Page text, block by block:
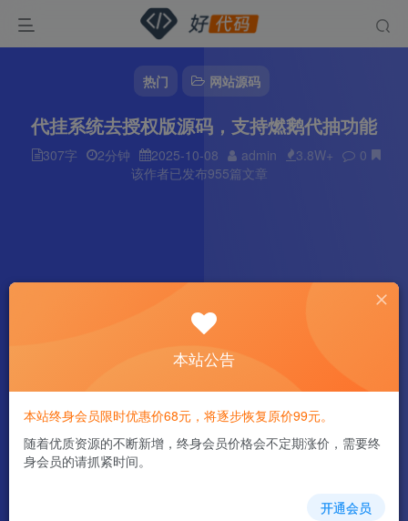
热门 网站源码
代挂系统去授权版源码，支持燃鹅代抽功能
307字 2分钟 2025-10-08 admin 3.8W+
0
该作者已发布955篇文章
本站公告
本站终身会员限时优惠价68元，将逐步恢复原价99元。
随着优质资源的不断新增，终身会员价格会不定期涨价，需要终
身会员的请抓紧时间。
开通会员